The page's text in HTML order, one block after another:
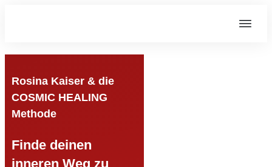
Rosina Kaiser & die
COSMIC HEALING
Methode
Finde deinen
inneren Weg zu